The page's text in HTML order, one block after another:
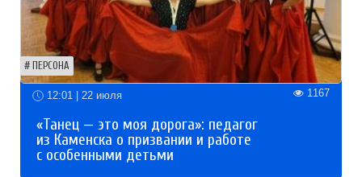
ПЕРСОНА
12:01 | 22 июля 1167
«Танец — это моя дорога»: педагог
из Каменска о призвании и работе
с особенными детьми